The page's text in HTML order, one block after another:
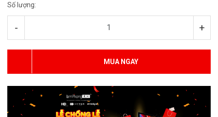
Số lượng:
- +
MUA NGAY